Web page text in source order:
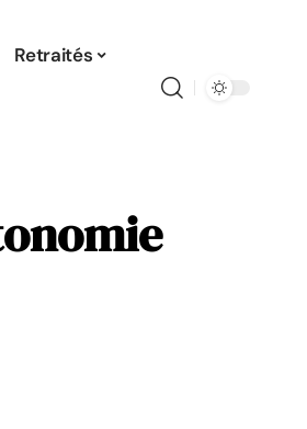
Retraités